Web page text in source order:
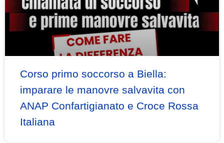
Corso primo soccorso a Biella:
imparare le manovre salvavita con
ANAP Confartigianato e Croce Rossa
Italiana